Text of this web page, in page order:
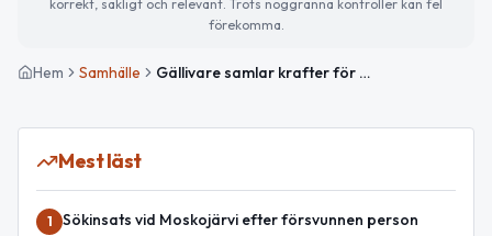
korrekt, sakligt och relevant. Trots noggranna kontroller kan fel
förekomma.
Hem Samhälle Gällivare samlar krafter för att stärka barn och ungas framtid
Mest läst
1 Sökinsats vid Moskojärvi efter försvunnen person